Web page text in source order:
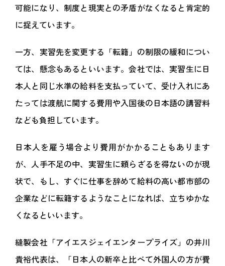
可能になり、制度と現実との矛盾がなくなると肯定的
に捉えています。
一方、実習先を変更する「転籍」の制限の緩和につい
ては、懸念もあるといいます。会社では、実習生に日
本人と同じ水準の給料を支払っていて、受け入れにあ
たっては渡航に関する費用や入国後の日本語の講習料
なども負担しています。
日本人を雇う場合より費用がかかることもあります
が、人手不足の中、実習生に頼らざるを得ないのが現
状で、もし、すぐに仕事を辞めて給料の高い都市部の
企業などに転籍するようなことになれば、立ちゆかな
くなるといいます。
縫製会社「アイエスジェイエンタープライズ」の井川
貴裕代表は、「日本人の新卒と比べて外国人の方が費